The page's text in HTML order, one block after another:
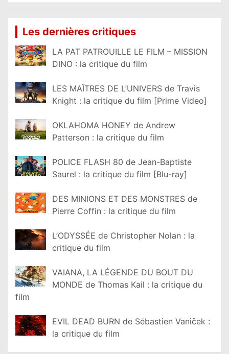
Les dernières critiques
LA PAT PATROUILLE LE FILM – MISSION
DINO : la critique du film
LES MAÎTRES DE L’UNIVERS de Travis
Knight : la critique du film [Prime Video]
OKLAHOMA HONEY de Andrew
Patterson : la critique du film
POLICE FLASH 80 de Jean-Baptiste
Saurel : la critique du film [Blu-ray]
DES MINIONS ET DES MONSTRES de
Pierre Coffin : la critique du film
L’ODYSSÉE de Christopher Nolan : la
critique du film
VAIANA, LA LÉGENDE DU BOUT DU
MONDE de Thomas Kail : la critique du
film
EVIL DEAD BURN de Sébastien Vaniček :
la critique du film